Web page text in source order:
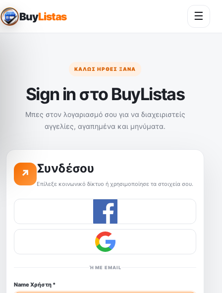
BuyListas ☰
ΚΑΛΏΣ ΉΡΘΕΣ ΞΑΝΆ
Sign in στο BuyListas
Μπες στον λογαριασμό σου για να διαχειριστείς
αγγελίες, αγαπημένα και μηνύματα.
↗ Συνδέσου
Επίλεξε κοινωνικό δίκτυο ή χρησιμοποίησε τα στοιχεία σου.
Ή ΜΕ EMAIL
Name Χρήστη *